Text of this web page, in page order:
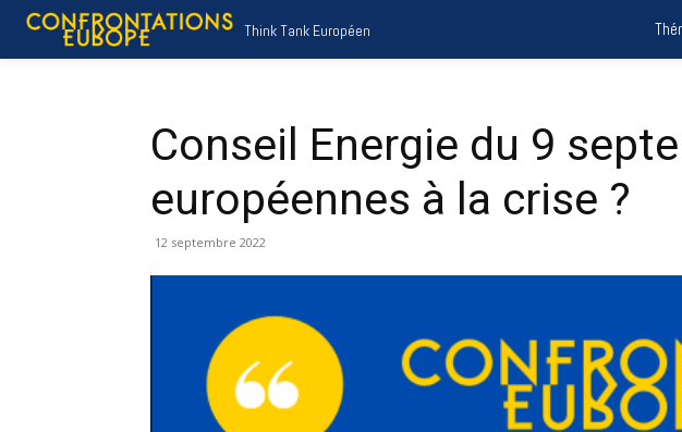
Think Tank Européen
Conseil Energie du 9
européennes à la crise ?
12 septembre 2022